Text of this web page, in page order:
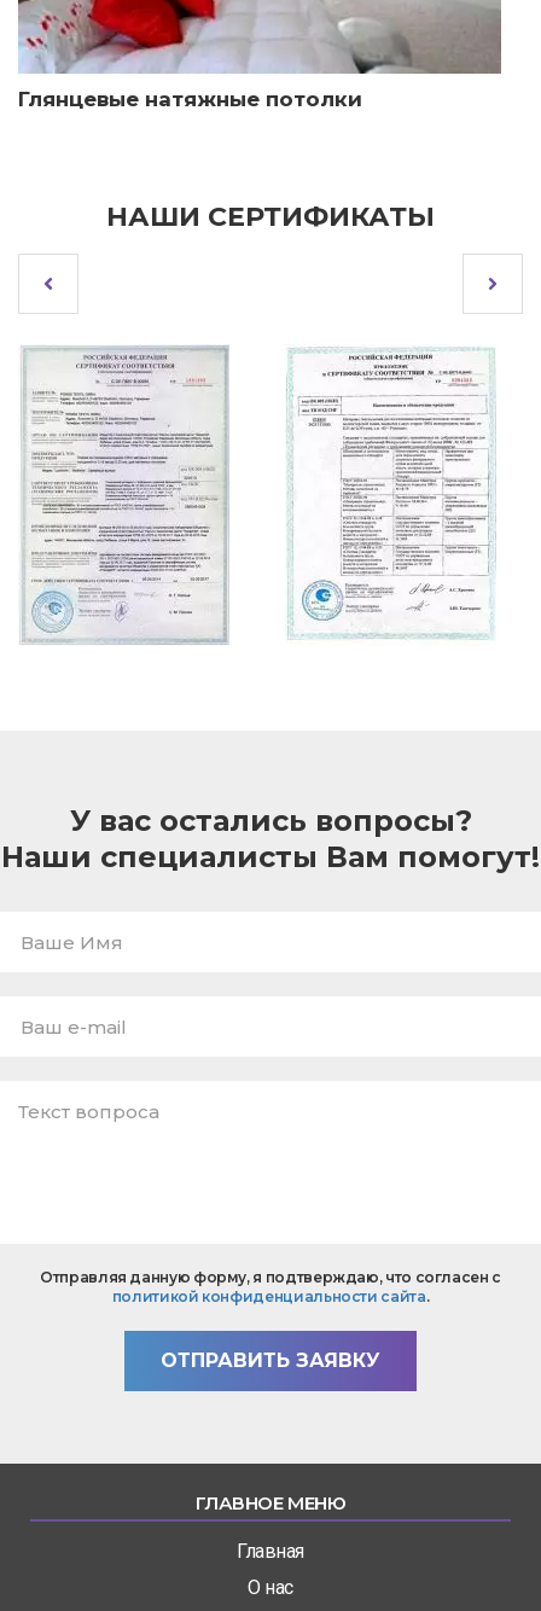
Глянцевые натяжные потолки
НАШИ СЕРТИФИКАТЫ
У вас остались вопросы?
Наши специалисты Вам помогут!
Имя
mail
вопроса
Отправляя данную форму, я подтверждаю, что согласен с
политикой конфиденциальности сайта.
ОТПРАВИТЬ ЗАЯВКУ
ГЛАВНОЕ МЕНЮ
Главная
О нас